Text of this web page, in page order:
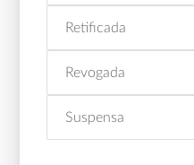
Retificada
Revogada
Suspensa